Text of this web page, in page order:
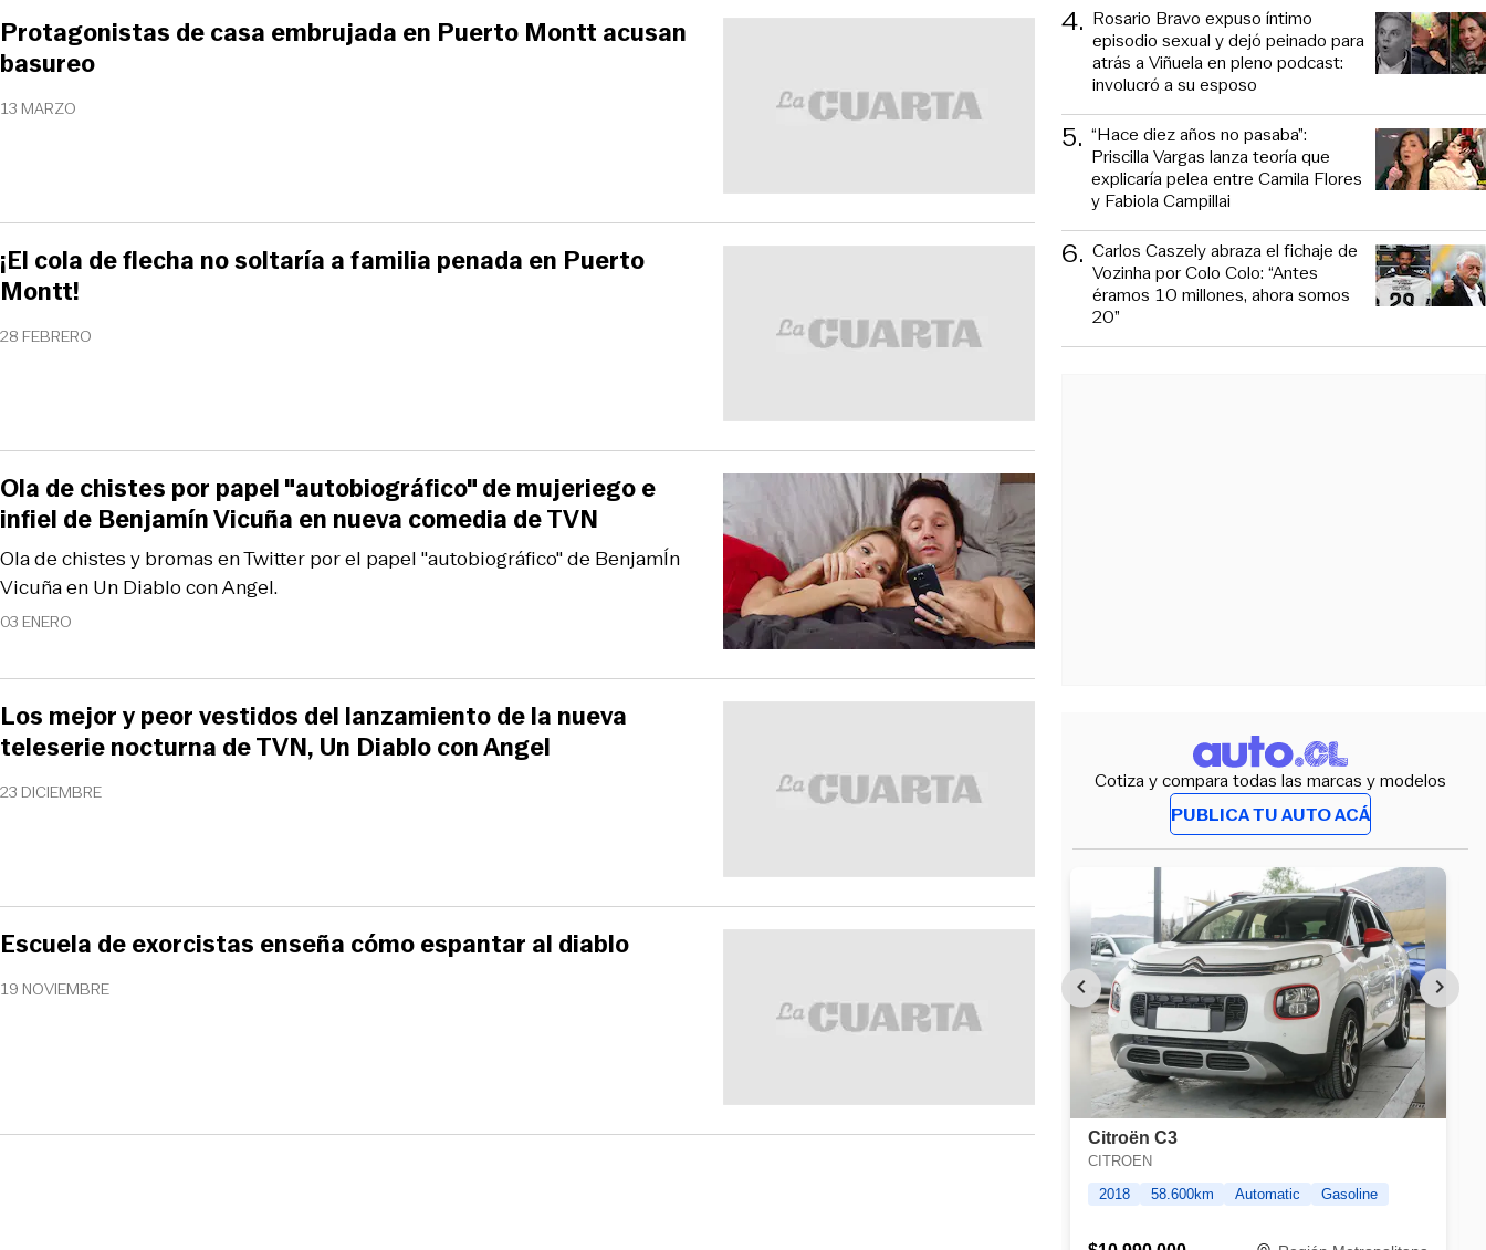
13 MARZO
Protagonistas de casa embrujada en Puerto Montt acusan
basureo
28 FEBRERO
¡El cola de flecha no soltaría a familia penada en Puerto
Montt!
03 ENERO
Ola de chistes y bromas en Twitter por el papel "autobiográfico" de BenjamÍn
Vicuña en Un Diablo con Angel.
Ola de chistes por papel "autobiográfico" de mujeriego e
infiel de Benjamín Vicuña en nueva comedia de TVN
23 DICIEMBRE
Los mejor y peor vestidos del lanzamiento de la nueva
teleserie nocturna de TVN, Un Diablo con Angel
19 NOVIEMBRE
Escuela de exorcistas enseña cómo espantar al diablo
4. Rosario Bravo expuso íntimo
episodio sexual y dejó peinado para
atrás a Viñuela en pleno podcast:
involucró a su esposo
5. “Hace diez años no pasaba”:
Priscilla Vargas lanza teoría que
explicaría pelea entre Camila Flores
y Fabiola Campillai
6. Carlos Caszely abraza el fichaje de
Vozinha por Colo Colo: “Antes
éramos 10 millones, ahora somos
20”
Cotiza y compara todas las marcas y modelos
PUBLICA TU AUTO ACÁ